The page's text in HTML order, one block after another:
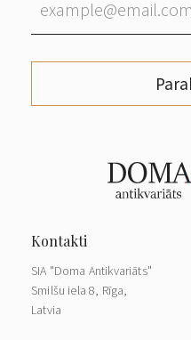
SIA "Doma Antikvariāts"
Smilšu iela 8, Rīga,
Latvia